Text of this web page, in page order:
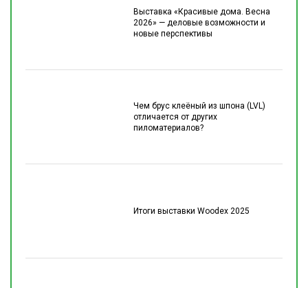
Выставка «Красивые дома. Весна
2026» — деловые возможности и
новые перспективы
Чем брус клеёный из шпона (LVL)
отличается от других
пиломатериалов?
Итоги выставки Woodex 2025